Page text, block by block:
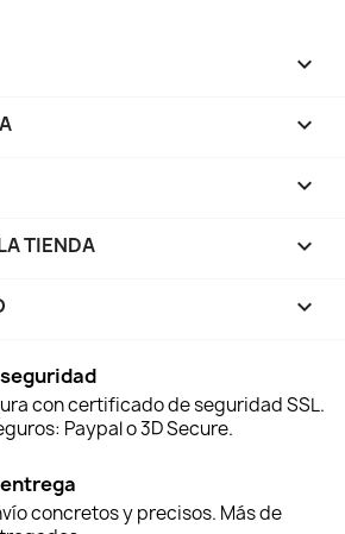



TIENDA keyboard_arrow_down

con certificado de seguridad SSL.
Paypal o 3D Secure.
concretos y precisos. Más de